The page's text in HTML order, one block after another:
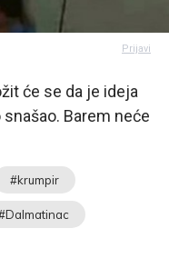
Prijavi
će se da je ideja
Barem neće
#krumpir